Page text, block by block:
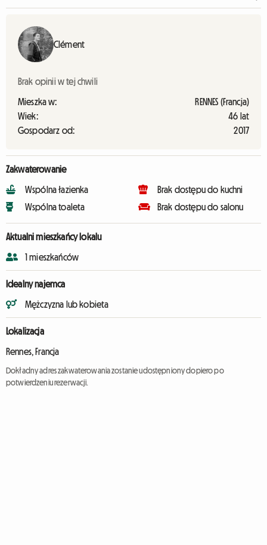
Clément
Brak opinii w tej chwili
Mieszka w:
RENNES (Francja)
Wiek:
46 lat
Gospodarz od:
2017
Zakwaterowanie
Wspólna łazienka
Wspólna toaleta
Brak dostępu do kuchni
Brak dostępu do salonu
Aktualni mieszkańcy lokalu
1 mieszkańców
Idealny najemca
Mężczyzna lub kobieta
Lokalizacja
Rennes, Francja
Dokładny adres zakwaterowania zostanie udostępniony dopiero po
potwierdzeniu rezerwacji.